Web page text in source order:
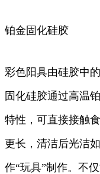
铂金固化硅胶
彩色阳具由硅胶中
固化硅胶通过高温
特性，可直接接触
更长，清洁后光洁
作“玩具”制作。不